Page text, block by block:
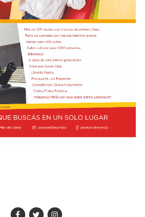
Ranking de la Fórmula 1
a través de un panel de cinco
cada Gran Premio de la F1 asigna
a cada piloto según su
de todo el fin de semana, por lo que
previa y, en caso de
se acumularon las valoraciones de